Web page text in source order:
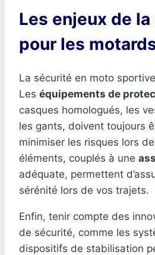
Les enjeux de
pour les
La sécurité en moto
Les équipements de
casques homologués, les
les gants, doivent toujours
minimiser les risques lors
éléments, couplés à une
adéquate, permettent
sérénité lors de vos trajets.
Enfin, tenir compte des
de sécurité, comme les
dispositifs de stabilisation